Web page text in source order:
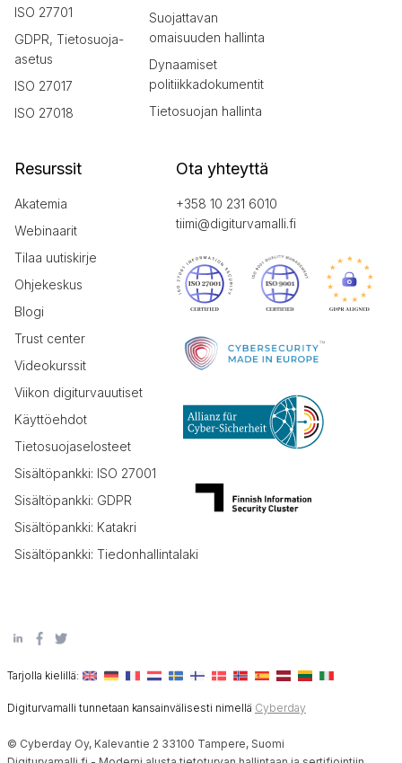
ISO 27701
GDPR, Tietosuoja-
asetus
ISO 27017
ISO 27018
Suojattavan
omaisuuden hallinta
Dynaamiset
politiikkadokumentit
Tietosuojan hallinta
Resurssit
Akatemia
Webinaarit
Tilaa uutiskirje
Ohjekeskus
Blogi
Trust center
Videokurssit
Viikon digiturvauutiset
Käyttöehdot
Tietosuojaselosteet
Sisältöpankki: ISO 27001
Sisältöpankki: GDPR
Sisältöpankki: Katakri
Sisältöpankki: Tiedonhallintalaki
Ota yhteyttä
+358 10 231 6010
tiimi@digiturvamalli.fi
Tarjolla kielillä:
Digiturvamalli tunnetaan kansainvälisesti nimellä Cyberday
© Cyberday Oy, Kalevantie 2 33100 Tampere, Suomi